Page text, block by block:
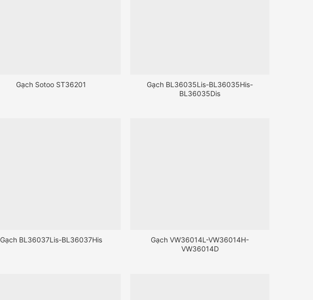
Gạch Sotoo ST36201
Gạch BL36035Lis-BL36035His-
BL36035Dis
Gạch BL36037Lis-BL36037His
Gạch VW36014L-VW36014H-
VW36014D